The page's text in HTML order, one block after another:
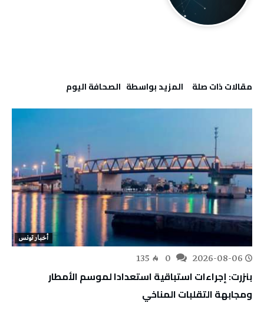
‫مقالات ذات صلة‬ ‫‫المزيد بواسطة‬ ‬ ‭ ‬الصحافة‭ ‬اليوم
أخبار تونس
2026-08-06
135
بنزرت: إجراءات استباقية استعدادا لموسم الأمطار
ومجابهة التقلبات المناخي